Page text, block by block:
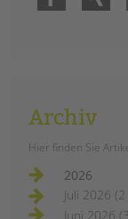
Archiv
Hier finden Sie
2026
Juli 2026
Juni 2026